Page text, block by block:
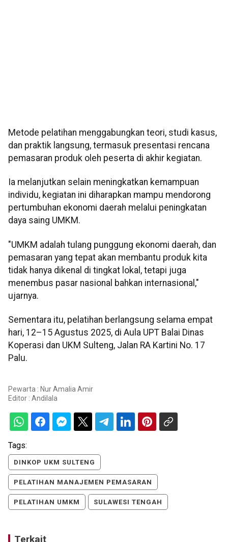
Metode pelatihan menggabungkan teori, studi kasus,
dan praktik langsung, termasuk presentasi rencana
pemasaran produk oleh peserta di akhir kegiatan.
Ia melanjutkan selain meningkatkan kemampuan
individu, kegiatan ini diharapkan mampu mendorong
pertumbuhan ekonomi daerah melalui peningkatan
daya saing UMKM.
"UMKM adalah tulang punggung ekonomi daerah, dan
pemasaran yang tepat akan membantu produk kita
tidak hanya dikenal di tingkat lokal, tetapi juga
menembus pasar nasional bahkan internasional,"
ujarnya.
Sementara itu, pelatihan berlangsung selama empat
hari, 12–15 Agustus 2025, di Aula UPT Balai Dinas
Koperasi dan UKM Sulteng, Jalan RA Kartini No. 17
Palu.
Pewarta : Nur Amalia Amir
Editor : Andilala
Tags:
DINKOP UKM SULTENG
PELATIHAN MANAJEMEN PEMASARAN
PELATIHAN UMKM SULAWESI TENGAH
Terkait